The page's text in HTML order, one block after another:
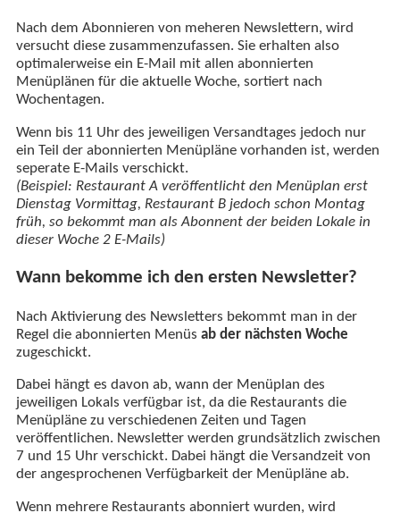
Nach dem Abonnieren von meheren Newslettern, wird
versucht diese zusammenzufassen. Sie erhalten also
optimalerweise ein E-Mail mit allen abonnierten
Menüplänen für die aktuelle Woche, sortiert nach
Wochentagen.
Wenn bis 11 Uhr des jeweiligen Versandtages jedoch nur
ein Teil der abonnierten Menüpläne vorhanden ist, werden
seperate E-Mails verschickt.
(Beispiel: Restaurant A veröffentlicht den Menüplan erst
Dienstag Vormittag, Restaurant B jedoch schon Montag
früh, so bekommt man als Abonnent der beiden Lokale in
dieser Woche 2 E-Mails)
Wann bekomme ich den ersten Newsletter?
Nach Aktivierung des Newsletters bekommt man in der
Regel die abonnierten Menüs ab der nächsten Woche
zugeschickt.
Dabei hängt es davon ab, wann der Menüplan des
jeweiligen Lokals verfügbar ist, da die Restaurants die
Menüpläne zu verschiedenen Zeiten und Tagen
veröffentlichen. Newsletter werden grundsätzlich zwischen
7 und 15 Uhr verschickt. Dabei hängt die Versandzeit von
der angesprochenen Verfügbarkeit der Menüpläne ab.
Wenn mehrere Restaurants abonniert wurden, wird